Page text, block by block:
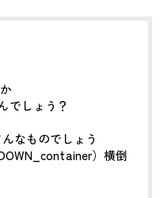
でしょう？
なものでしょう
）横倒